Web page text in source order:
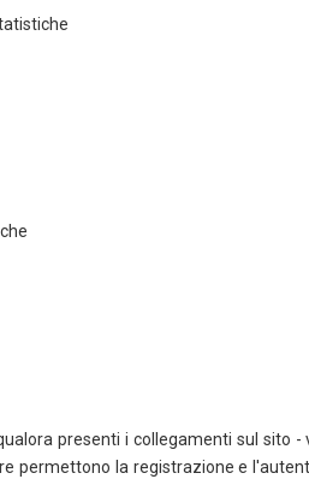
presenti i collegamenti sul sito
permettono la registrazione e